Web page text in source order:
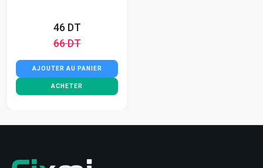
46 DT
66 DT
AJOUTER AU PANIER
ACHETER